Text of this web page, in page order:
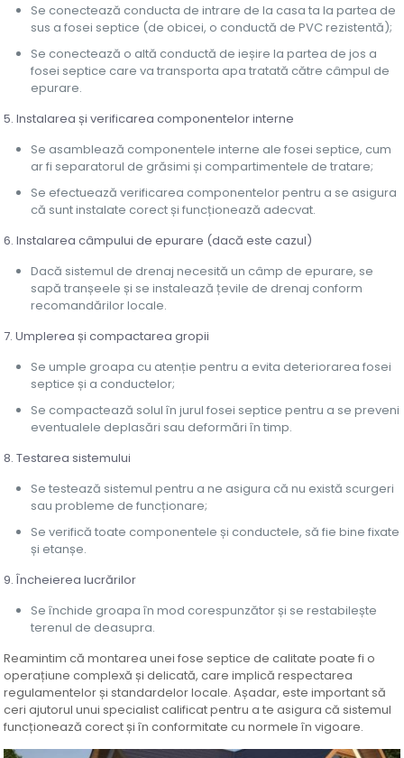
Se conectează conducta de intrare de la casa ta la partea de
sus a fosei septice (de obicei, o conductă de PVC rezistentă);
Se conectează o altă conductă de ieșire la partea de jos a
fosei septice care va transporta apa tratată către câmpul de
epurare.
5. Instalarea și verificarea componentelor interne
Se asamblează componentele interne ale fosei septice, cum
ar fi separatorul de grăsimi și compartimentele de tratare;
Se efectuează verificarea componentelor pentru a se asigura
că sunt instalate corect și funcționează adecvat.
6. Instalarea câmpului de epurare (dacă este cazul)
Dacă sistemul de drenaj necesită un câmp de epurare, se
sapă tranșeele și se instalează țevile de drenaj conform
recomandărilor locale.
7. Umplerea și compactarea gropii
Se umple groapa cu atenție pentru a evita deteriorarea fosei
septice și a conductelor;
Se compactează solul în jurul fosei septice pentru a se preveni
eventualele deplasări sau deformări în timp.
8. Testarea sistemului
Se testează sistemul pentru a ne asigura că nu există scurgeri
sau probleme de funcționare;
Se verifică toate componentele și conductele, să fie bine fixate
și etanșe.
9. Încheierea lucrărilor
Se închide groapa în mod corespunzător și se restabilește
terenul de deasupra.
Reamintim că montarea unei fose septice de calitate poate fi o
operațiune complexă și delicată, care implică respectarea
regulamentelor și standardelor locale. Așadar, este important să
ceri ajutorul unui specialist calificat pentru a te asigura că sistemul
funcționează corect și în conformitate cu normele în vigoare.